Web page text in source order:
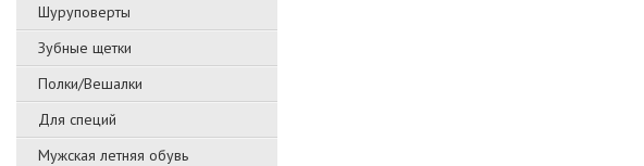
Шуруповерты
Зубные щетки
Полки/Вешалки
Для специй
Мужская летняя обувь